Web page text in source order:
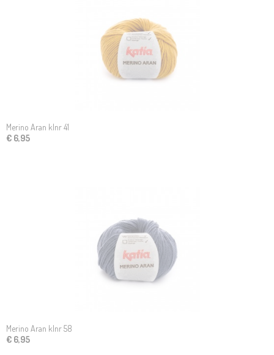
Merino Aran klnr 41
€ 6,95
Merino Aran klnr 58
€ 6,95